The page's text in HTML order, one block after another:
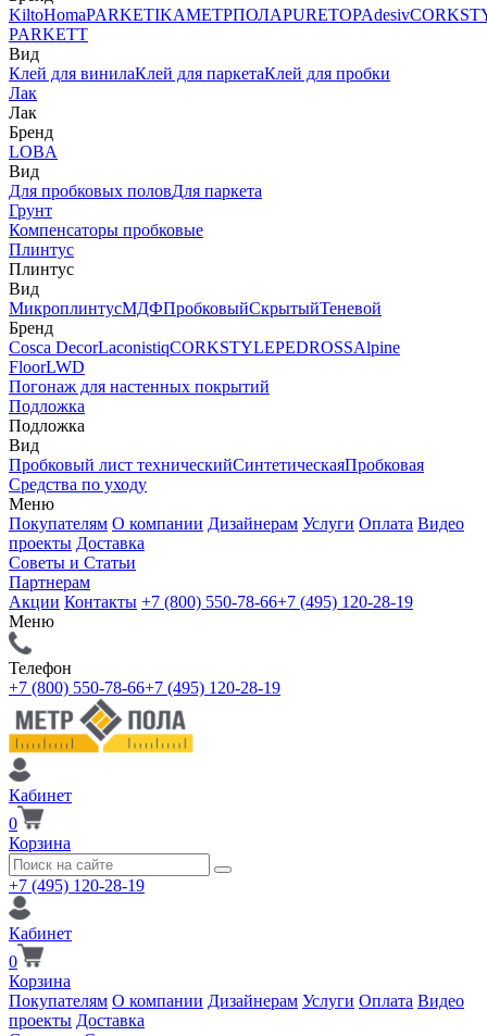
KiltoHomaPARKETIKAМЕТРПОЛАPURETOPAdesiv
PARKETT
Вид
Клей для винилаКлей для паркетаКлей для пробки
Лак
Лак
Бренд
LOBA
Вид
Для пробковых половДля паркета
Грунт
Компенсаторы пробковые
Плинтус
Плинтус
Вид
МикроплинтусМДФПробковыйСкрытыйТеневой
Бренд
Cosca DecorLaconistiqCORKSTYLEPEDROSSAlpine
FloorLWD
Погонаж для настенных покрытий
Подложка
Подложка
Вид
Пробковый лист техническийСинтетическаяПробковая
Средства по уходу
Меню
Покупателям О компании Дизайнерам Услуги Оплата Видео
проекты Доставка
Советы и Статьи
Партнерам
Акции Контакты +7 (800) 550-78-66+7 (495) 120-28-19
Меню
Телефон
+7 (800) 550-78-66+7 (495) 120-28-19
Кабинет
0
Корзина
+7 (495) 120-28-19
Кабинет
0
Корзина
Покупателям О компании Дизайнерам Услуги Оплата Видео
проекты Доставка